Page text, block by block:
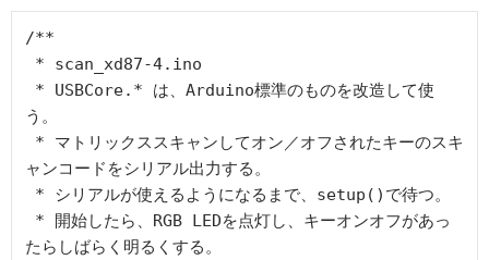
/**
う。
ャンコードをシリアル出力する。
たらしばらく明るくする。